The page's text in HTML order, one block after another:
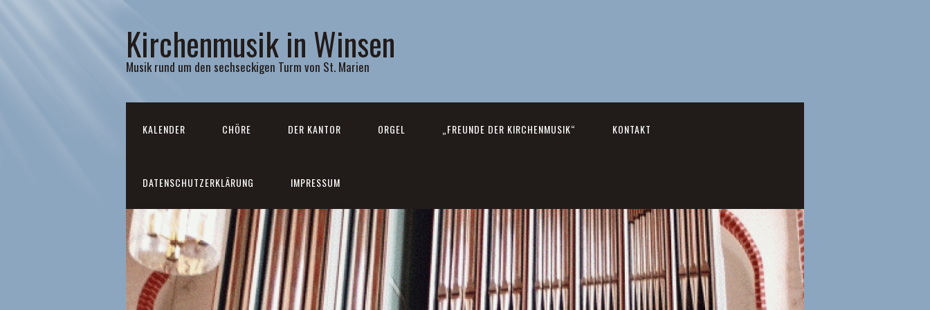
Kirchenmusik in Winsen
Musik rund um den sechseckigen Turm von St. Marien
KALENDER CHÖRE DER KANTOR ORGEL „FREUNDE DER KIRCHENMUSIK“ KONTAKT
DATENSCHUTZERKLÄRUNG IMPRESSUM